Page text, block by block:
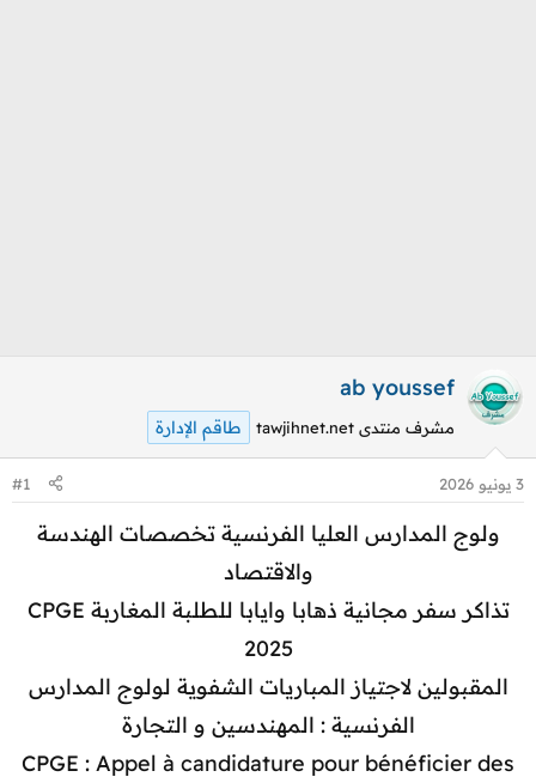
ab youssef
مشرف منتدى tawjihnet.net طاقم الإدارة
3 يونيو 2026 #1
ولوج المدارس العليا الفرنسية تخصصات الهندسة
والاقتصاد
تذاكر سفر مجانية ذهابا وايابا للطلبة المغاربة CPGE
2025
المقبولين لاجتياز المباريات الشفوية لولوج المدارس
الفرنسية : المهندسين و التجارة
CPGE : Appel à candidature pour bénéficier des